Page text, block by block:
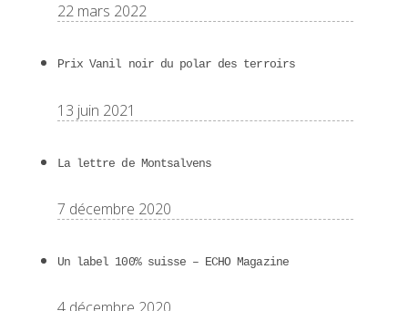
22 mars 2022
Prix Vanil noir du polar des terroirs
13 juin 2021
La lettre de Montsalvens
7 décembre 2020
Un label 100% suisse – ECHO Magazine